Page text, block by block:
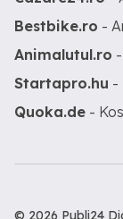
Bestbike.ro -
Animalutul.ro
Startapro.hu -
Quoka.de -
© 2026 Publi24